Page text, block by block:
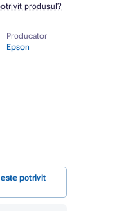
produsul?
Producator
Epson
potrivit